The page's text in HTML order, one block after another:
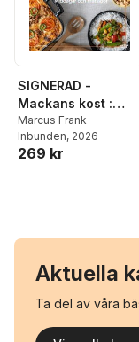
SIGNERAD -
Mackans kost :
Middagar och
matlådor
Marcus Frank
Inbunden, 2026
269 kr
Aktuella
Ta del av våra